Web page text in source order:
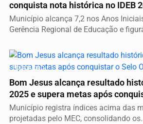
conquista nota histórica no IDEB
Município alcança 7,2 nos Anos
Gerência Regional de Educação e
EDUCAÇÃO
Bom Jesus alcança resultado
2025 e supera metas após
Município registra índices acima das
projetadas pelo MEC, consolidando